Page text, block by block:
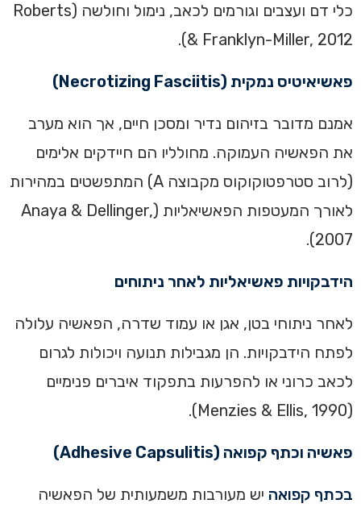
כלי דם ועצבים וגורמים לכאב, נימול וחולשה (Roberts
& Franklyn-Miller, 2012).
פאשיאיטיס נמקית (Necrotizing Fasciitis)
אמנם מדובר בזיהום נדיר ומסכן חיים, אך הוא מערב
את הפאשיה העמוקה. מחולליו הם חיידקים אלימים
(לרוב סטרפטוקוקוס מקבוצה A) המתפשטים במהירות
לאורך המעטפות הפאשיאליות (Anaya & Dellinger,
2007).
הידבקויות פאשיאליות לאחר ניתוחים
לאחר ניתוחי בטן, אגן או עמוד שדרה, הפאשיה עלולה
לפתח הידבקויות. הן מגבילות תנועה ויכולות לגרום
לכאב כרוני או להפרעות בתפקוד איברים פנימיים
(Menzies & Ellis, 1990).
פאשיה וכתף קפואה (Adhesive Capsulitis)
בכתף קפואה יש מעורבות משמעותית של הפאשיה